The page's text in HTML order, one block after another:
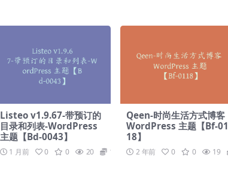
Listeo v1.9.67-带预订的
目录和列表-WordPress
主题【Bd-0043】
1 月前 0 0 20 19.9
Qeen-时尚生活方式博客
WordPress 主题【Bf-01
18】
2 年前 0 0 19